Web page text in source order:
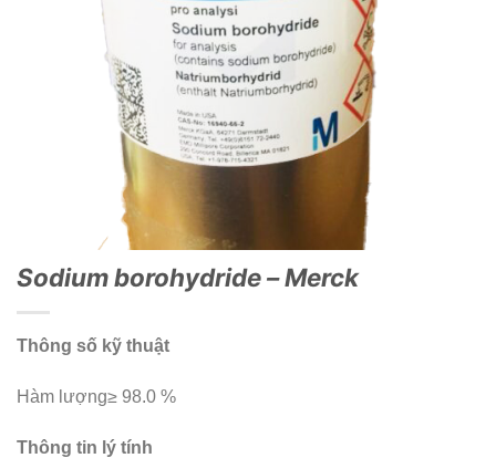
Sodium borohydride – Merck
Thông số kỹ thuật
Hàm lượng≥ 98.0 %
Thông tin lý tính